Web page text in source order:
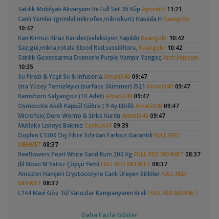
Yeni Üye Forumu
Basit Melek Ve Cuce Vatoz Akvaryumu (200 Litre)saturday
14:01
Akvaryum Tanıtımı
Karidesler Sobo Sf 550f Filtre İçine Kaçabilir Mi Joec,13:12
Omurgasızlar
Bitkili Akvaryuma İlk Adım
Yeni Üye Forumu
👋 Yeni Gelenler Buradan Merhaba Desin wolk23,12:03
Yeni Üye Forumu
Büyükşehir Belediyesi Çalışıyor,gece 3 😊MasterChiefHakan
10:09
Yeni Üye Forumu
Bitkili Tankda Led Kullanımı dreamcatcherr,09:15
Işık CO2 ve Ekipmanlar
Dıy - Akvaryum Aydınlatması Hakkında BilgiMinics,01:42
Yeni Üye Forumu
130 Lt 50+ Lepistes İçin8.500 Tl Bütçeli DışfiltreSerpent
00:15
Yeni Üye Forumu
Head Üreme Süreci
Vlog
Hongsloi Çiftim Ve
Yavruları
(4)
Betta Antuta
Ramshorn Hakkında
Her Şey
Vatoz Akvaryumu
(200 Litre)
(41)
30x20x20 Ramshorn
Akvaryum Kurulumu
Neon Tetra(123)
Satılık Mobilyalı Akvaryum Ve Full Set 35 Küp Aporetti 11:21
Canlı Yemler (grindal,mikrofex,mikrokurt) Hasada H Kaangzkr
10:42
Kan Kırmızı Kiraz Karides(seleksiyon Yapıldı) Kaangzkr 10:42
Saz,gül,mikra,rotala Blood Red,sessiliflora,Kaangzkr 10:42
Satılık Geosesarma Dennerle Purple Vampir YengeçArch.Hüseyin
10:35
Su Piresi & Yeşil Su & Infusoria Amati340 09:47
Ista Yüzey Temizleyici (surface Skimmer) I521 Amati340 09:47
Ramshorn Salyangoz (10 Adet) Amati340 09:47
Osmocote Akıllı Kapsül Gübre ( 9 Ay Etkili) Amati340 09:47
Microfex( Dero Worm) & Sirke Kurdu Amati340 09:47
Mutlaka Listeye Bakınız Coskun59 09:39
Dophin C1300 Dış Filtre Sıfırdan Farksız Garantili FULL RED
MEHMET 08:37
Reeflowers Pearl Whıte Sand Kum 200 Kg FULL RED MEHMET 08:37
Jbl Novo M Vatoz Çöpçü Yemi FULL RED MEHMET 08:37
Amazon Hançeri Cryptocoryne Canlı Üreyen BitkilerFULL RED
MEHMET 08:37
L144 Mavi Göz Tül Vatozlar Kampanyanın Kralı FULL RED MEHMET
2 Torba Moss :) Filtre Isıtıcı AtlasPoyraz07:54
Daha Fazla Göster